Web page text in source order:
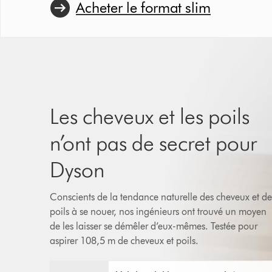
Acheter le format slim
Les cheveux et les poils
n’ont pas de secret pour
Dyson
Conscients de la tendance naturelle des cheveux et
poils à se nouer, nos ingénieurs ont trouvé un moyen
de les laisser se démêler d’eux-mêmes. Testée pour
aspirer 108,5 m de cheveux et poils.